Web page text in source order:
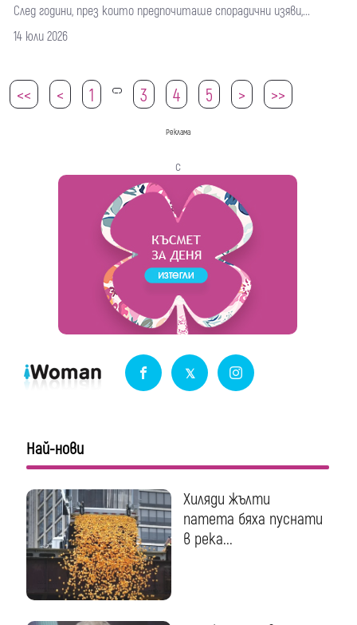
След години, през които предпочиташе спорадични изяви,...
14 юли 2026
<< < 1 2 3 4 5 > >>
Реклама
с
Най-нови
Хиляди жълти
патета бяха пуснати
в река...